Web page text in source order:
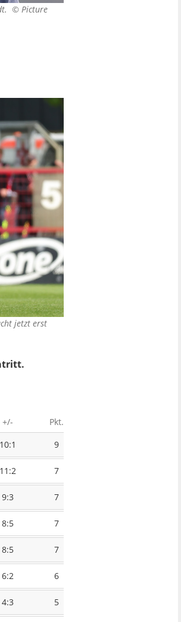
© Picture
jetzt erst
+/-
Pkt.
10:1 9
11:2 7
9:3 7
8:5 7
8:5 7
6:2 6
4:3 5